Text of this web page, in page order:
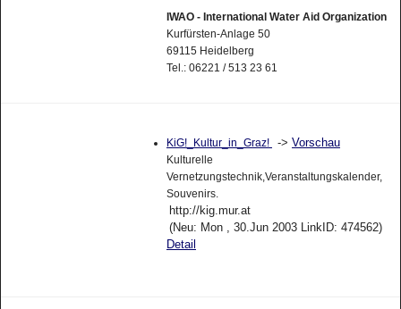
IWAO - International Water Aid Organization
Kurfürsten-Anlage 50
69115 Heidelberg
Tel.: 06221 / 513 23 61
KiG!_Kultur_in_Graz! -> Vorschau
Kulturelle
Vernetzungstechnik,Veranstaltungskalender,
Souvenirs.
http://kig.mur.at
(Neu: Mon , 30.Jun 2003 LinkID: 474562)
Detail